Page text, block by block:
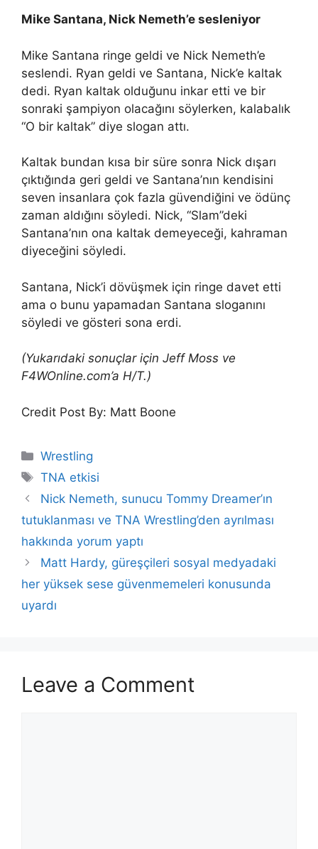
Mike Santana, Nick Nemeth’e sesleniyor
Mike Santana ringe geldi ve Nick Nemeth’e
seslendi. Ryan geldi ve Santana, Nick’e kaltak
dedi. Ryan kaltak olduğunu inkar etti ve bir
sonraki şampiyon olacağını söylerken, kalabalık
“O bir kaltak” diye slogan attı.
Kaltak bundan kısa bir süre sonra Nick dışarı
çıktığında geri geldi ve Santana’nın kendisini
seven insanlara çok fazla güvendiğini ve ödünç
zaman aldığını söyledi. Nick, “Slam”deki
Santana’nın ona kaltak demeyeceği, kahraman
diyeceğini söyledi.
Santana, Nick’i dövüşmek için ringe davet etti
ama o bunu yapamadan Santana sloganını
söyledi ve gösteri sona erdi.
(Yukarıdaki sonuçlar için Jeff Moss ve
F4WOnline.com’a H/T.)
Credit Post By: Matt Boone
Categories
Wrestling
Tags
TNA etkisi
Nick Nemeth, sunucu Tommy Dreamer’ın
tutuklanması ve TNA Wrestling’den ayrılması
hakkında yorum yaptı
Matt Hardy, güreşçileri sosyal medyadaki
her yüksek sese güvenmemeleri konusunda
uyardı
Leave a Comment